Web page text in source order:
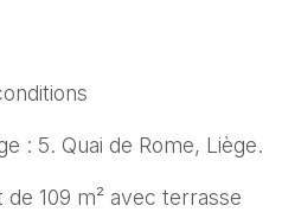
: 5. Quai de Rome, Liège.
109 m² avec terrasse